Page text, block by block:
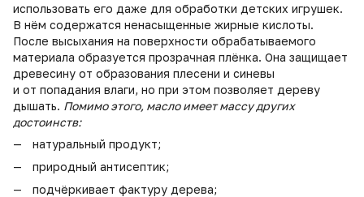
использовать его даже для обработки детских игрушек.
В нём содержатся ненасыщенные жирные кислоты.
После высыхания на поверхности обрабатываемого
материала образуется прозрачная плёнка. Она защищает
древесину от образования плесени и синевы
и от попадания влаги, но при этом позволяет дереву
дышать. Помимо этого, масло имеет массу других
достоинств:
натуральный продукт;
природный антисептик;
подчёркивает фактуру дерева;